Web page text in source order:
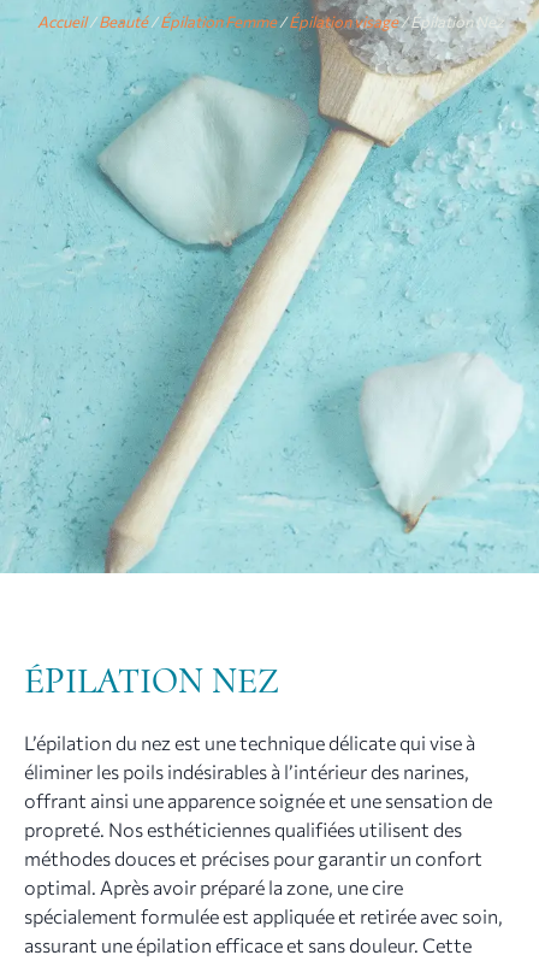
Accueil/Beauté/Épilation Femme/Épilation visage/ Épilation Nez
ÉPILATION NEZ
L’épilation du nez est une technique délicate qui vise à
éliminer les poils indésirables à l’intérieur des narines,
offrant ainsi une apparence soignée et une sensation de
propreté. Nos esthéticiennes qualifiées utilisent des
méthodes douces et précises pour garantir un confort
optimal. Après avoir préparé la zone, une cire
spécialement formulée est appliquée et retirée avec soin,
assurant une épilation efficace et sans douleur. Cette